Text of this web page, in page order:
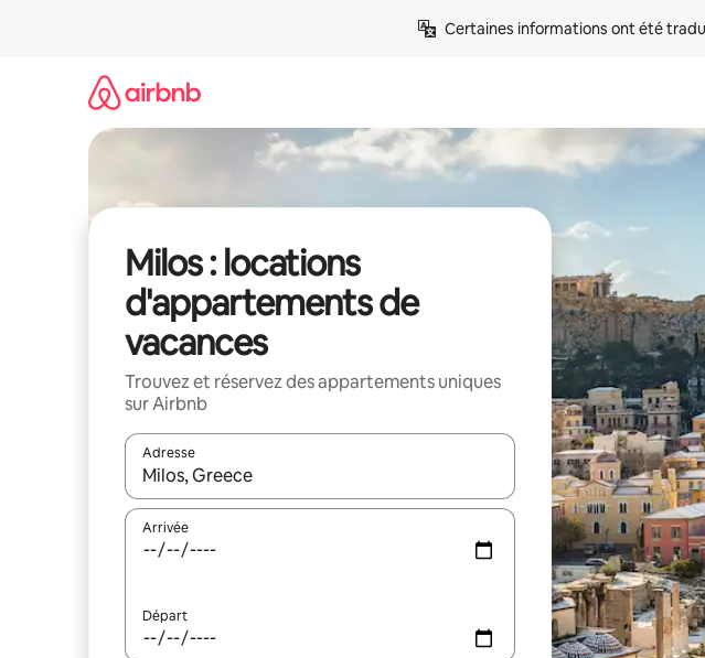
Certaines informations ont été
Milos : locations
d'appartements de
vacances
Trouvez et réservez des appartements uniques
sur Airbnb
Adresse
Lorsque les résultats s'affichent, utilisez les flèches vers le haut et vers le bas
Arrivée
Départ